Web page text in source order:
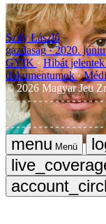
Szily László
gazdaság
2020.
GYIK Hibát
dokumentumok
©2026Magyar Jeti
Vége
Menü